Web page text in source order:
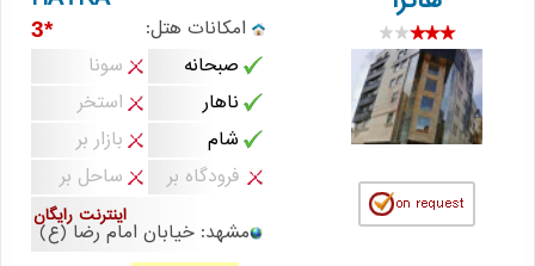
امکانات هتل: *3
صبحانه
سونا
ناهار
استخر
شام
بازار بر
فرودگاه بر
ساحل بر
اینترنت رایگان
مشهد: خیابان امام رضا (ع)